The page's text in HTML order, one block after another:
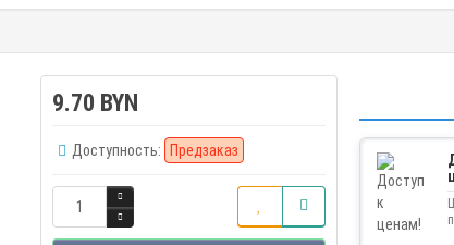
9.70 BYN
Доступность: Предзаказ